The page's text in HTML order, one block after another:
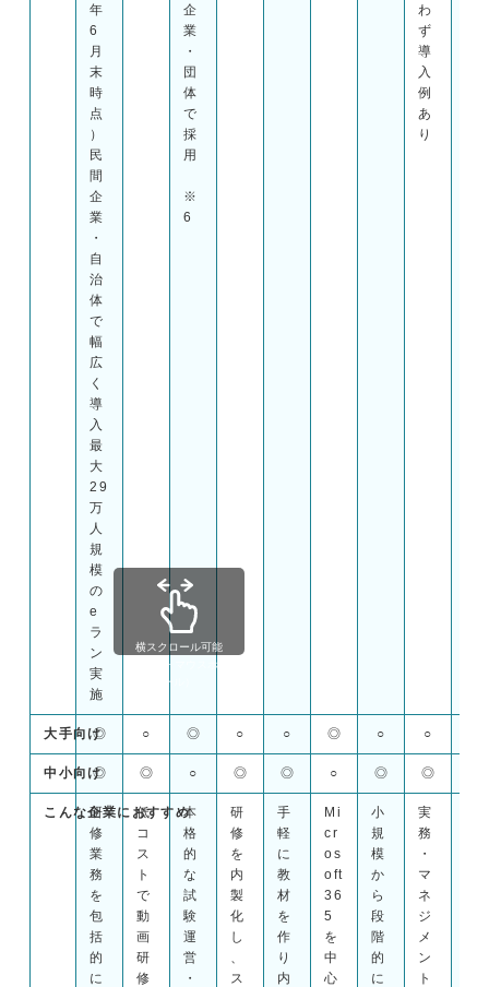
年
6
月
末
時
点
）
民
間
企
業
・
自
治
体
で
幅
広
く
導
入
最
大
29
万
人
規
模
の
e
ラ
ン
実
施
企
業
・
団
体
で
採
用
※
6
わ
ず
導
入
例
あ
り
大手向け
◎ ○ ◎ ○ ○ ◎ ○ ○
中小向け
◎ ◎ ○ ◎ ◎ ○ ◎ ◎
こんな企業におすすめ
研
修
業
務
を
包
括
的
に
低
コ
ス
ト
で
動
画
研
修
本
格
的
な
試
験
運
営
・
研
修
を
内
製
化
し
ス
手
軽
に
教
材
を
作
り
内
Mi
cr
os
oft
36
5
を
中
心
小
規
模
か
ら
段
階
的
に
実
務
・
マ
ネ
ジ
メ
ン
ト
横スクロール可能
（shift + マウスホイ
ール）